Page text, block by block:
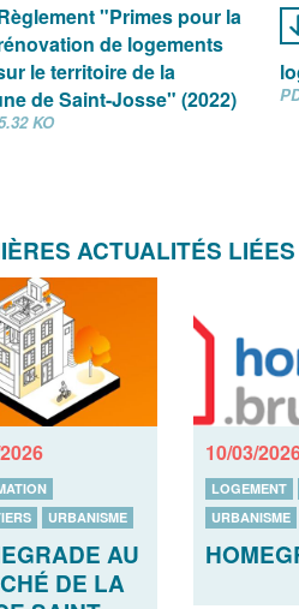
"Primes pour la
de logements
le territoire de la
de Saint-Josse" (2022)
KO
ACTUALITÉS LIÉES
URBANISME
AU
DE LA
10/03/
LOGEMENT
URBANISME